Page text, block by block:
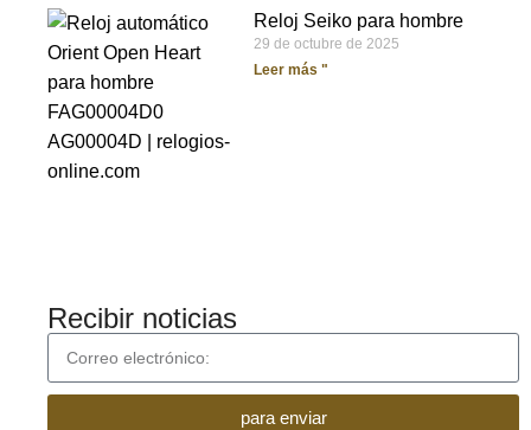
Reloj Seiko para hombre
29 de octubre de 2025
Leer más "
Recibir noticias
para enviar